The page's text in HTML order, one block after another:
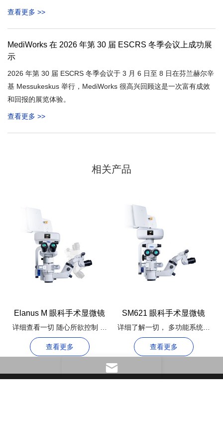
查看更多 >>
MediWorks 在 2026 年第 30 届 ESCRS 冬季会议上成功展
示
2026 年第 30 届 ESCRS 冬季会议于 3 月 6 日至 8 日在芬兰赫尔辛
基 Messukeskus 举行，MediWorks 很高兴回顾这是一次富有成效
和回报的展览体验。
查看更多 >>
相关产品
Elanus M 眼科手术显微镜
详细查看一切 随心所欲控制 多
功能系统
查看更多
SM621 眼科手术显微镜
详细了解一切， 多功能系统提
供更好的体验
查看更多